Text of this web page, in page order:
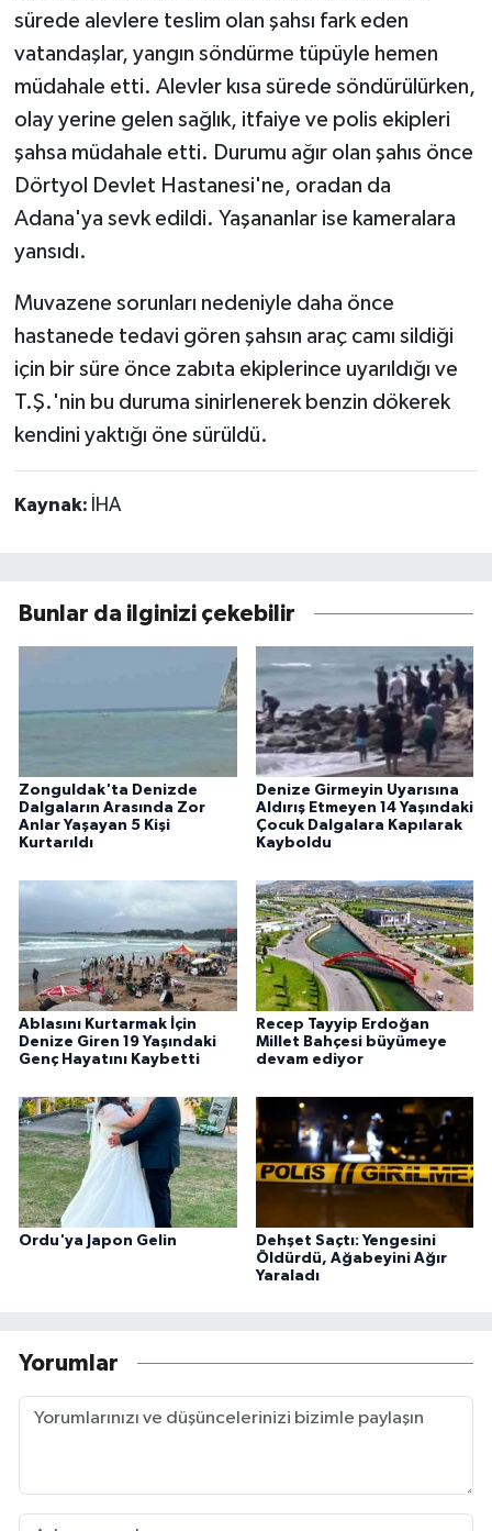
sürede alevlere teslim olan şahsı fark eden
vatandaşlar, yangın söndürme tüpüyle hemen
müdahale etti. Alevler kısa sürede söndürülürken,
olay yerine gelen sağlık, itfaiye ve polis ekipleri
şahsa müdahale etti. Durumu ağır olan şahıs önce
Dörtyol Devlet Hastanesi'ne, oradan da
Adana'ya sevk edildi. Yaşananlar ise kameralara
yansıdı.
Muvazene sorunları nedeniyle daha önce
hastanede tedavi gören şahsın araç camı sildiği
için bir süre önce zabıta ekiplerince uyarıldığı ve
T.Ş.'nin bu duruma sinirlenerek benzin dökerek
kendini yaktığı öne sürüldü.
Kaynak: İHA
Bunlar da ilginizi çekebilir
Zonguldak'ta Denizde
Dalgaların Arasında Zor
Anlar Yaşayan 5 Kişi
Kurtarıldı
Denize Girmeyin Uyarısına
Aldırış Etmeyen 14 Yaşındaki
Çocuk Dalgalara Kapılarak
Kayboldu
Ablasını Kurtarmak İçin
Denize Giren 19 Yaşındaki
Genç Hayatını Kaybetti
Recep Tayyip Erdoğan
Millet Bahçesi büyümeye
devam ediyor
Ordu'ya Japon Gelin
Dehşet Saçtı: Yengesini
Öldürdü, Ağabeyini Ağır
Yaraladı
Yorumlar